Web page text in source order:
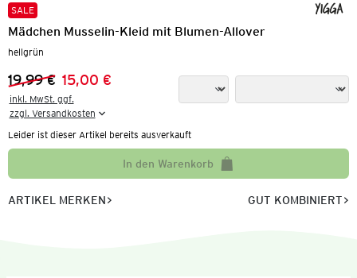
SALE
Mädchen Musselin-Kleid mit Blumen-Allover
hellgrün
Vorheriger Preis:
19,99 €
Neuer Preis:
15,00 €
inkl. MwSt. ggf.
zzgl. Versandkosten
Leider ist dieser Artikel bereits ausverkauft
In den Warenkorb
ARTIKEL MERKEN GUT KOMBINIERT